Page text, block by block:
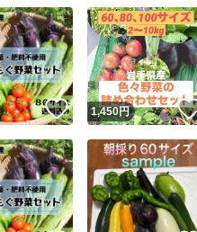
いいね！
1,450円